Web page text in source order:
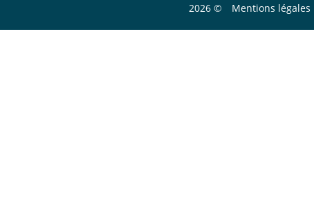
2026 © Mentions légales